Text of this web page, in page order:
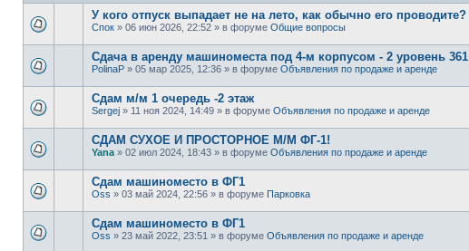
У кого отпуск выпадает не на лето, как обычно его проводите?
Спок » 06 июн 2026, 22:52 » в форуме Общие вопросы
Сдача в аренду машиноместа под 4-м корпусом - 2 уровень 361
PolinaP » 05 мар 2025, 12:36 » в форуме Объявления по продаже и аренде
Сдам м/м 1 очередь -2 этаж
Sergej » 11 ноя 2024, 14:49 » в форуме Объявления по продаже и аренде
СДАМ СУХОЕ И ПРОСТОРНОЕ М/М ФГ-1!
Yana » 02 июл 2024, 18:43 » в форуме Объявления по продаже и аренде
Сдам машиноместо в ФГ1
Oss » 03 май 2024, 22:56 » в форуме Парковка
Сдам машиноместо в ФГ1
Oss » 23 май 2022, 23:51 » в форуме Объявления по продаже и аренде